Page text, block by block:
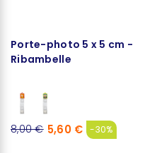
Porte-photo 5 x 5 cm -
Ribambelle
8,00 € 5,60 € -30%